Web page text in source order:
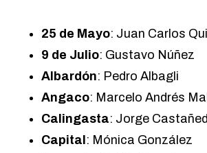
25 de Mayo: Juan Carlos
9 de Julio: Gustavo Núñez
Albardón: Pedro Albagli
Angaco: Marcelo Andrés
Calingasta: Jorge
Capital : Mónica González